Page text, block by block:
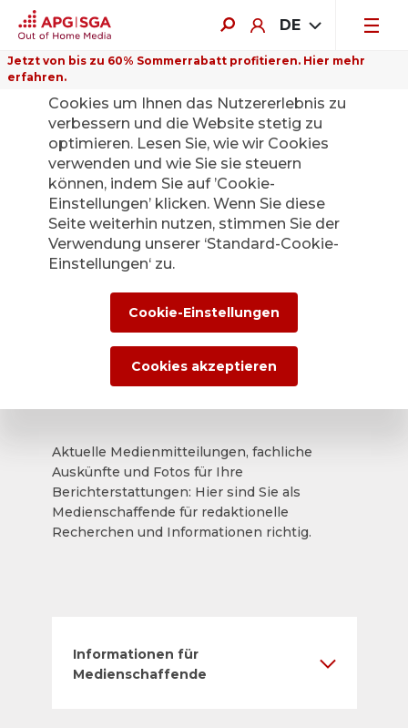
DE
Jetzt von bis zu 60% Sommerrabatt profitieren. Hier mehr
erfahren.
Zurück
Die APG|SGA
Medienstelle für
News und
Medienmitteilunge
Aktuelle Medienmitteilungen, fachliche
Auskünfte und Fotos für Ihre
Berichterstattungen: Hier sind Sie als
Medienschaffende für redaktionelle
Recherchen und Informationen richtig.
Informationen für
Medienschaffende
Auf dieser Website verwenden wir
Cookies um Ihnen das Nutzererlebnis zu
verbessern und die Website stetig zu
optimieren. Lesen Sie, wie wir Cookies
verwenden und wie Sie sie steuern
können, indem Sie auf ’Cookie-
Einstellungen’ klicken. Wenn Sie diese
Seite weiterhin nutzen, stimmen Sie der
Verwendung unserer ‘Standard-Cookie-
Einstellungen‘ zu.
Cookie-Einstellungen
Cookies akzeptieren